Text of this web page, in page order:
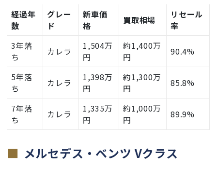
経過年
数
グレー
ド
新車価
格
買取相場
リセール
率
3年落
ち
カレラ
1,504万
円
約1,400万
円
90.4%
5年落
ち
カレラ
1,398万
円
約1,300万
円
85.8%
7年落
ち
カレラ
1,335万
円
約1,000万
円
89.9%
メルセデス・ベンツ Vクラス